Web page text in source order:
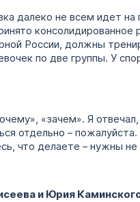
далеко не всем идет
России, должны
по две группы. У
«зачем». Я
отдельно –
что делаете – нужны
и Юрия